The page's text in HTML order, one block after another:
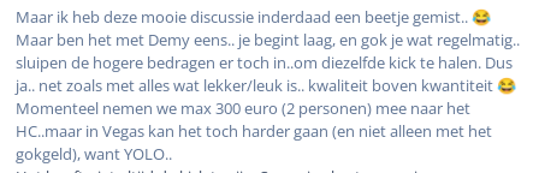
Maar ik heb deze mooie discussie inderdaad een beetje gemist.. 😂
Maar ben het met Demy eens.. je begint laag, en gok je wat regelmatig..
sluipen de hogere bedragen er toch in..om diezelfde kick te halen. Dus
ja.. net zoals met alles wat lekker/leuk is.. kwaliteit boven kwantiteit 😂
Momenteel nemen we max 300 euro (2 personen) mee naar het
HC..maar in Vegas kan het toch harder gaan (en niet alleen met het
gokgeld), want YOLO..